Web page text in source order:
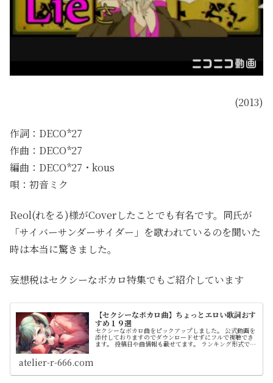
(2013)
作詞：DECO*27
作曲：DECO*27
編曲：DECO*27・kous
唄：初音ミク
Reol(れをる)様がCoverしたことでも有名です。同氏が
「サイバーサンダーサイダー」を歌われているのを聞いた
時は本当に驚きました。
妄想税はセクシーなボカロ特集でもご紹介しています
【セクシーなボカロ曲】ちょっとエロい歌詞おす
すめ１９選
セクシーなボカロ曲をピックアップしました。 公式動画を
添付しておりますのでダウンロードせずにフルで視聴でき
ます。 投稿日や曲情報も載せてます。 ランキング形式では
atelier-r-666.com